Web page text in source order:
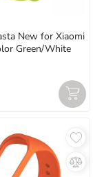
New for Xiaomi
Green/White